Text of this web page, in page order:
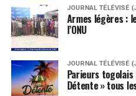
JOURNAL TÉLÉVISÉ
Armes légères :
l’ONU
JOURNAL TÉLÉVISÉ
Parieurs togolais
Détente » tous